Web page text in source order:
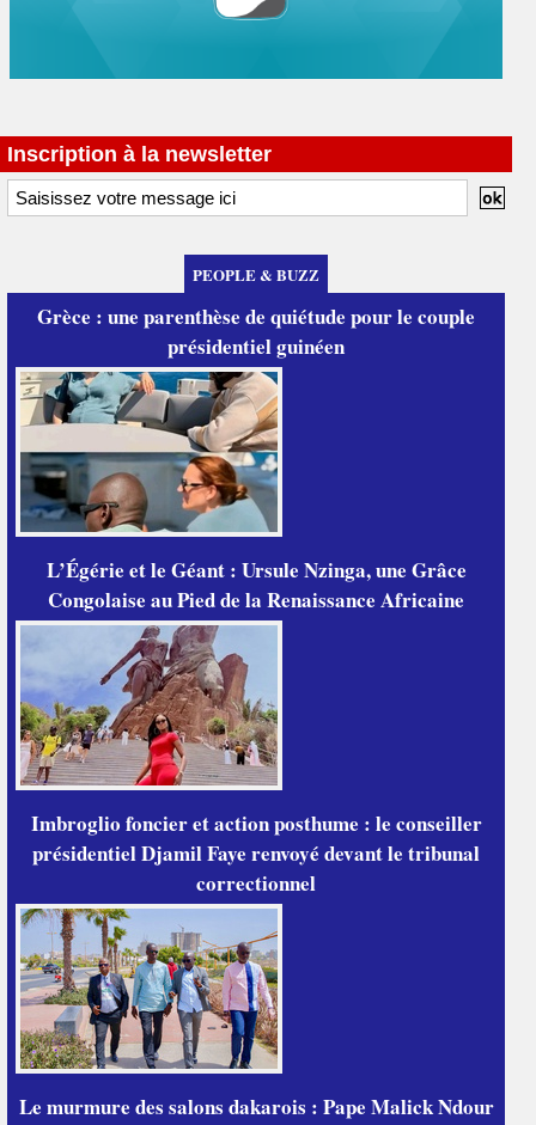
Inscription à la newsletter
PEOPLE & BUZZ
Grèce : une parenthèse de quiétude pour le couple
présidentiel guinéen
L’Égérie et le Géant : Ursule Nzinga, une Grâce
Congolaise au Pied de la Renaissance Africaine
Imbroglio foncier et action posthume : le conseiller
présidentiel Djamil Faye renvoyé devant le tribunal
correctionnel
Le murmure des salons dakarois : Pape Malick Ndour